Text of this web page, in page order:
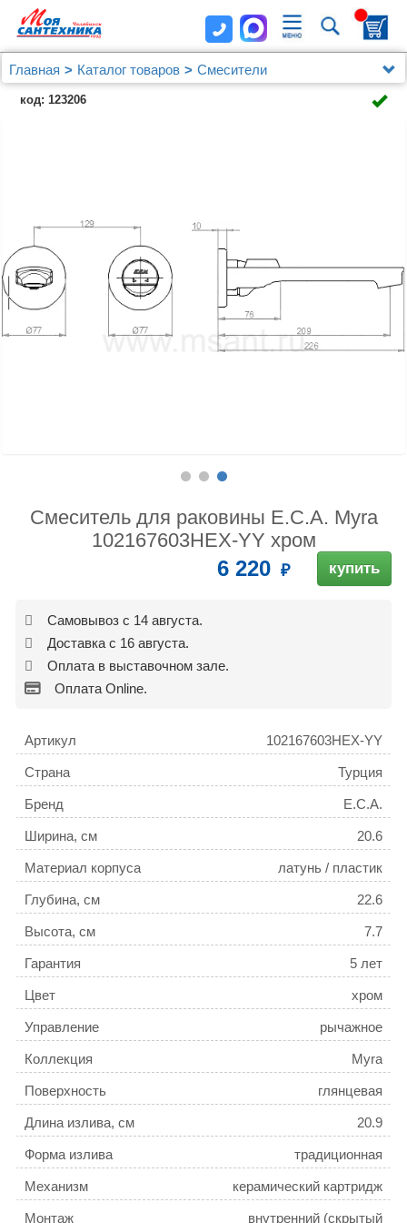
Главная Каталог товаров
Смесители
Смесители E.C.A.
Смеситель для раковины E.C.A. Myra
код: 123206
Смеситель для раковины E.C.A. Myra
102167603HEX-YY хром
6 220 купить
Самовывоз с 14 августа.
Доставка с 16 августа.
Оплата в выставочном зале.
Оплата Online.
Артикул 102167603HEX-YY
Страна Турция
Бренд E.C.A.
Ширина, см 20.6
Материал корпуса латунь / пластик
Глубина, см 22.6
Высота, см 7.7
Гарантия 5 лет
Цвет хром
Управление рычажное
Коллекция Myra
Поверхность глянцевая
Длина излива, см 20.9
Форма излива традиционная
Механизм керамический картридж
Монтаж
внутренний (скрытый